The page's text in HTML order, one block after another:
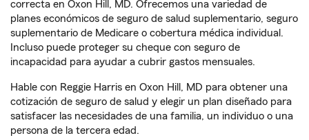
correcta en Oxon Hill, MD. Ofrecemos una variedad de
planes económicos de seguro de salud suplementario, seguro
suplementario de Medicare o cobertura médica individual.
Incluso puede proteger su cheque con seguro de
incapacidad para ayudar a cubrir gastos mensuales.
Hable con Reggie Harris en Oxon Hill, MD para obtener una
cotización de seguro de salud y elegir un plan diseñado para
satisfacer las necesidades de una familia, un individuo o una
persona de la tercera edad.